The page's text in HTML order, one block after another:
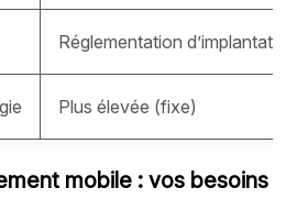
Réglementation
Plus élevée (fixe)
mobile : vos besoins